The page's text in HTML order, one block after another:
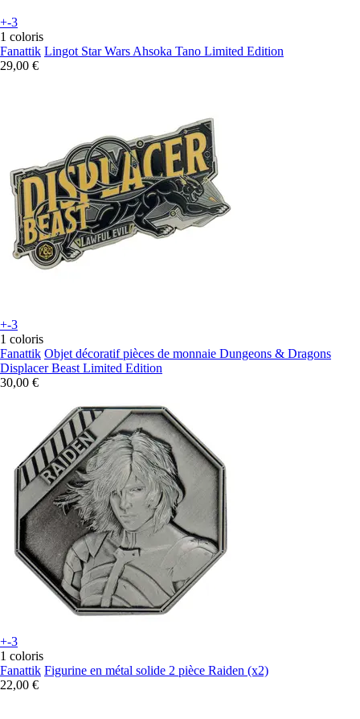
+-3
1 coloris
Fanattik Lingot Star Wars Ahsoka Tano Limited Edition
29,00 €
+-3
1 coloris
Fanattik Objet décoratif pièces de monnaie Dungeons & Dragons
Displacer Beast Limited Edition
30,00 €
+-3
1 coloris
Fanattik Figurine en métal solide 2 pièce Raiden (x2)
22,00 €